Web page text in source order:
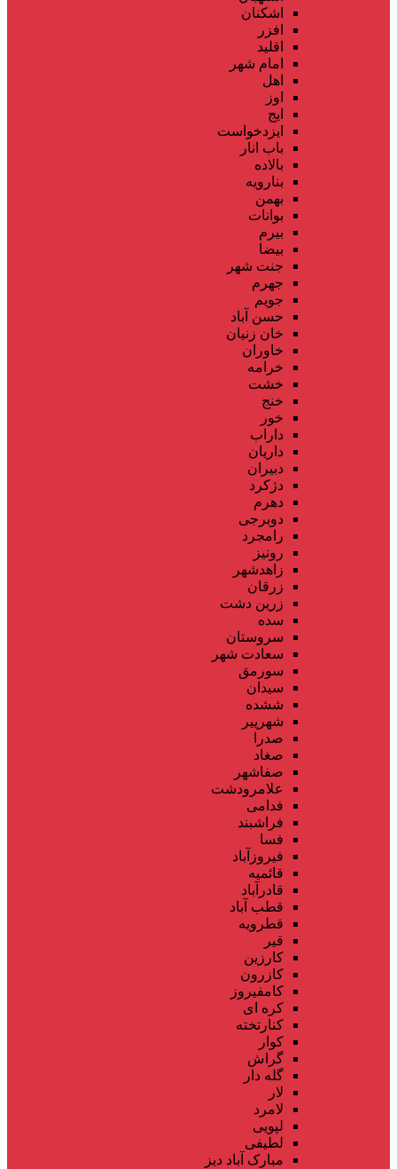
اشکنان
افزر
اقلید
امام شهر
اهل
اوز
ایج
ایزدخواست
باب انار
بالاده
بنارویه
بهمن
بوانات
بیرم
بیضا
جنت شهر
جهرم
جویم
حسن آباد
خان زنیان
خاوران
خرامه
خشت
خنج
خور
داراب
داریان
دبیران
دژکرد
دهرم
دوبرجی
رامجرد
رونیز
زاهدشهر
زرقان
زرین دشت
سده
سروستان
سعادت شهر
سورمق
سیدان
ششده
شهرپیر
صدرا
صغاد
صفاشهر
علامرودشت
فدامی
فراشبند
فسا
فیروزآباد
قائمیه
قادرآباد
قطب آباد
قطرویه
قیر
کارزین
کازرون
کامفیروز
کره ای
کنارتخته
کوار
گراش
گله دار
لار
لامرد
لپویی
لطیفی
مبارک آباد دیز